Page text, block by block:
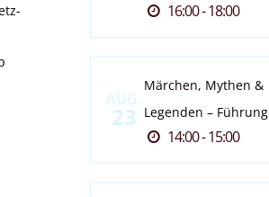
16:00 - 18:00
AUG.
23
Märchen, Mythen &
Legenden – Führung
14:00 - 15:00